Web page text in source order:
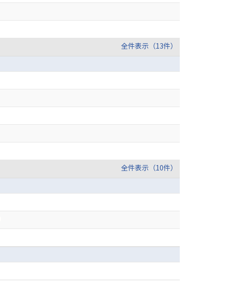
全件表示（13件）
全件表示（10件）